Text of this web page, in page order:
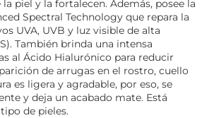
piel y la fortalecen. Además, posee la
Spectral Technology que repara la
UVA, UVB y luz visible de alta
También brinda una intensa
al Ácido Hialurónico para reducir
de arrugas en el rostro, cuello
es ligera y agradable, por eso, se
y deja un acabado mate. Está
de pieles.